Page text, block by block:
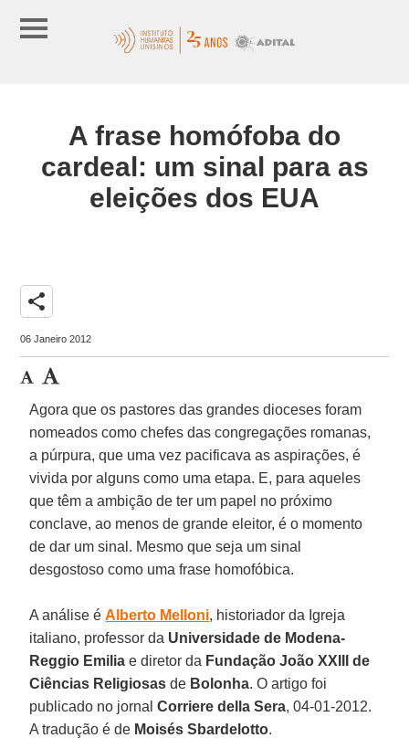
A frase homófoba do
cardeal: um sinal para as
eleições dos EUA
share
06 Janeiro 2012
Agora que os pastores das grandes dioceses foram
nomeados como chefes das congregações romanas,
a púrpura, que uma vez pacificava as aspirações, é
vivida por alguns como uma etapa. E, para aqueles
que têm a ambição de ter um papel no próximo
conclave, ao menos de grande eleitor, é o momento
de dar um sinal. Mesmo que seja um sinal
desgostoso como uma frase homofóbica.
A análise éAlberto Melloni, historiador da Igreja
italiano, professor da Universidade de Modena-
Reggio Emiliae diretor da Fundação João XXIII de
Ciências Religiosasde Bolonha. O artigo foi
publicado no jornalCorriere della Sera, 04-01-2012.
A tradução é de Moisés Sbardelotto.